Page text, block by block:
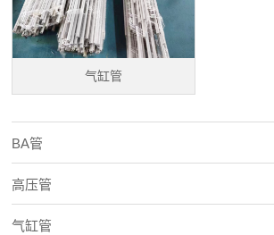
气缸管
BA管
高压管
气缸管